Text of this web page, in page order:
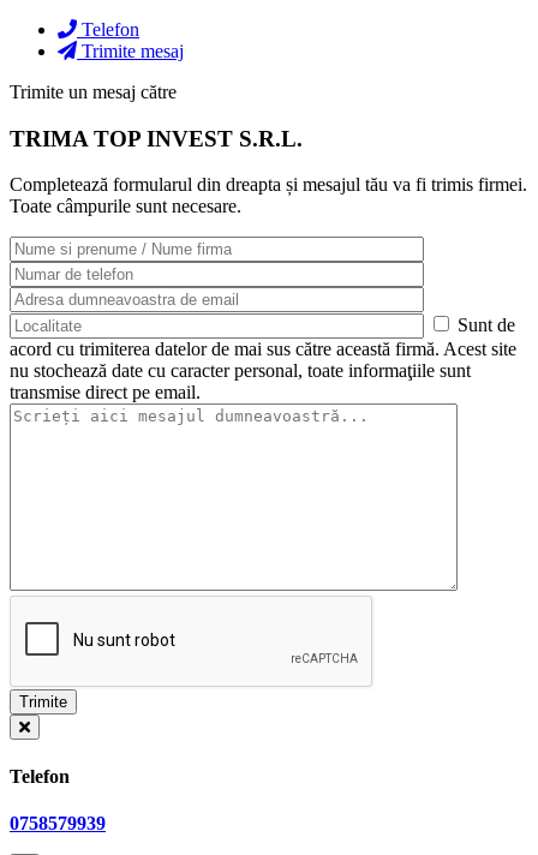
Telefon
Trimite mesaj
Trimite un mesaj către
TRIMA TOP INVEST S.R.L.
Completează formularul din dreapta și mesajul tău va fi trimis firmei.
Toate câmpurile sunt necesare.
Sunt de
acord cu trimiterea datelor de mai sus către această firmă. Acest site
nu stochează date cu caracter personal, toate informaţiile sunt
transmise direct pe email.
Telefon
0758579939